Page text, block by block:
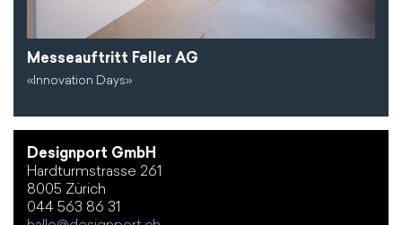
Messeauftritt Feller AG
«Innovation Days»
Designport GmbH
Hardturmstrasse 261
8005 Zürich
044 563 86 31